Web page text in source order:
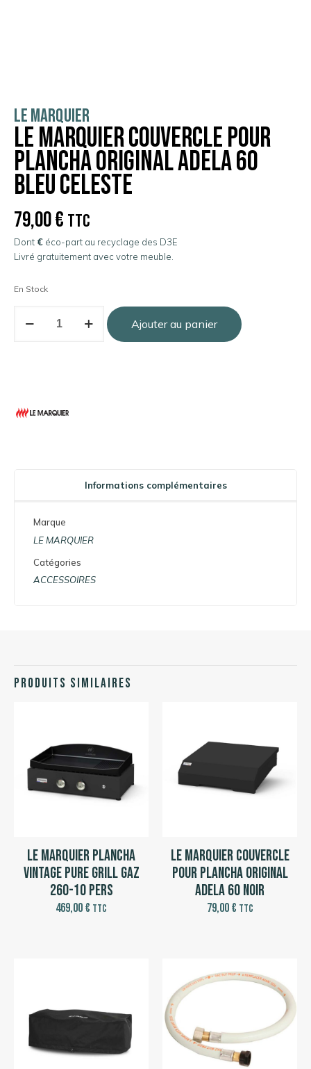
LE MARQUIER
Le Marquier Couvercle pour
Plancha Original Adela 60
Bleu Celeste
79,00€ TTC
Dont € éco-part au recyclage des D3E
Livré gratuitement avec votre meuble.
En Stock
Ajouter au panier
Informations complémentaires
Marque
LE MARQUIER
Catégories
ACCESSOIRES
Produits similaires
Le Marquier Plancha
Vintage Pure Grill Gaz
260-10 pers
469,00€ TTC
Le Marquier Couvercle
pour Plancha Original
Adela 60 Noir
79,00€ TTC